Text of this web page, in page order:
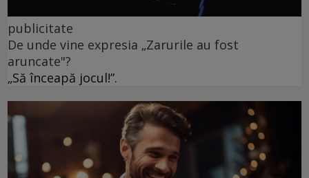
publicitate
De unde vine expresia „Zarurile au fost
aruncate"?
„Să înceapă jocul!”.